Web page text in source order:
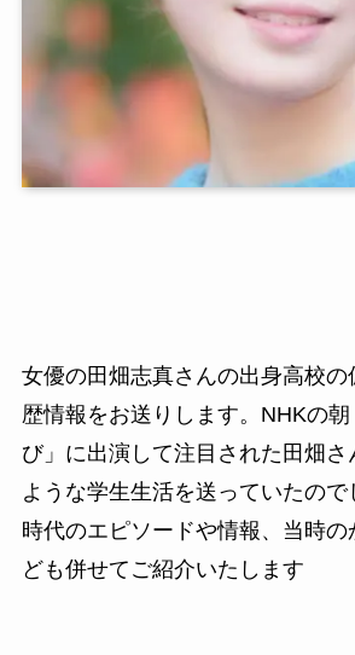
女優の田畑志真さんの出身高校の
歴情報をお送りします。NHKの
び」に出演して注目された田畑
ような学生生活を送っていたので
時代のエピソードや情報、当時の
ども併せてご紹介いたします